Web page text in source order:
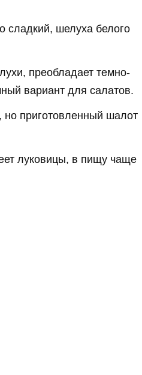
сладкий, шелуха белого
преобладает темно-
вариант для салатов.
но приготовленный шалот
луковицы, в пищу чаще